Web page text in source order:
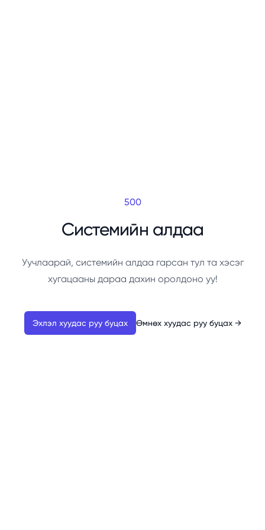
500
Системийн алдаа
Уучлаарай, системийн алдаа гарсан тул та хэсэг
хугацааны дараа дахин оролдоно уу!
Эхлэл хуудас руу буцах Өмнөх хуудас руу буцах →